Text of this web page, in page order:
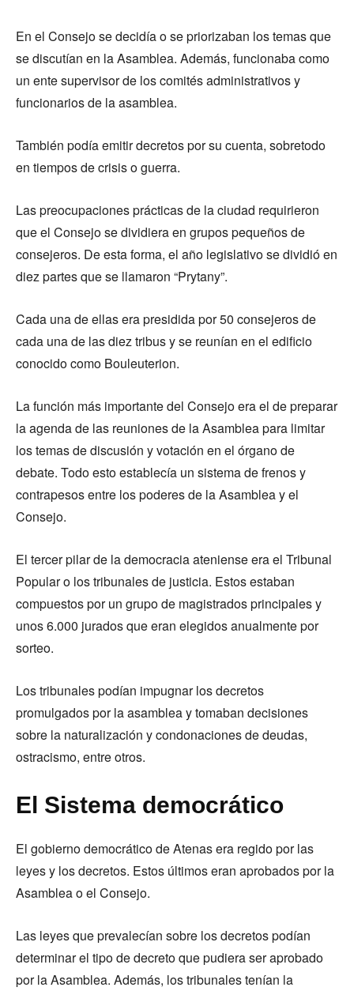
En el Consejo se decidía o se priorizaban los temas que
se discutían en la Asamblea. Además, funcionaba como
un ente supervisor de los comités administrativos y
funcionarios de la asamblea.
También podía emitir decretos por su cuenta, sobretodo
en tiempos de crisis o guerra.
Las preocupaciones prácticas de la ciudad requirieron
que el Consejo se dividiera en grupos pequeños de
consejeros. De esta forma, el año legislativo se dividió en
diez partes que se llamaron “Prytany”.
Cada una de ellas era presidida por 50 consejeros de
cada una de las diez tribus y se reunían en el edificio
conocido como Bouleuterion.
La función más importante del Consejo era el de preparar
la agenda de las reuniones de la Asamblea para limitar
los temas de discusión y votación en el órgano de
debate. Todo esto establecía un sistema de frenos y
contrapesos entre los poderes de la Asamblea y el
Consejo.
El tercer pilar de la democracia ateniense era el Tribunal
Popular o los tribunales de justicia. Estos estaban
compuestos por un grupo de magistrados principales y
unos 6.000 jurados que eran elegidos anualmente por
sorteo.
Los tribunales podían impugnar los decretos
promulgados por la asamblea y tomaban decisiones
sobre la naturalización y condonaciones de deudas,
ostracismo, entre otros.
El Sistema democrático
El gobierno democrático de Atenas era regido por las
leyes y los decretos. Estos últimos eran aprobados por la
Asamblea o el Consejo.
Las leyes que prevalecían sobre los decretos podían
determinar el tipo de decreto que pudiera ser aprobado
por la Asamblea. Además, los tribunales tenían la